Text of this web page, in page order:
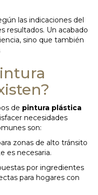
las indicaciones del
resultados. Un acabado
sino que también
de pintura plástica
necesidades
son:
zonas de alto tránsito
es necesaria.
por ingredientes
para hogares con